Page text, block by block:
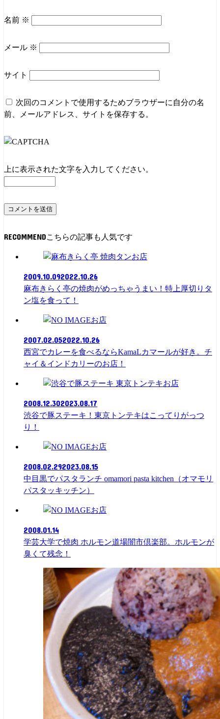
名前 ※
メール ※
サイト
次回のコメントで使用するためブラウザーに自分の名
前、メールアドレス、サイトを保存する。
上に表示された文字を入力してください。
RECOMMEND
お店
2009.10.092022.10.26
麻布きらく亭の焼肉がめっちゃうまい！特上厚切りタ
ン塩を食って！
お店
2007.02.052022.10.26
西宮でカレーを食べるならKamaLカマールが好き。チ
ャイ＆インドカリーのお店！
お店
2008.12.302023.08.17
渋谷で豚ステーキ！東京トンテキはこってりがっつ
り！
お店
2008.02.292023.08.15
中目黒でパスタランチ omamori pasta kitchen（オマモリ
パスタッキッチン）
お店
2008.01.14
学芸大学で焼肉 ホルモン道場闇市倶楽部。ホルモンが
臭くて残念！